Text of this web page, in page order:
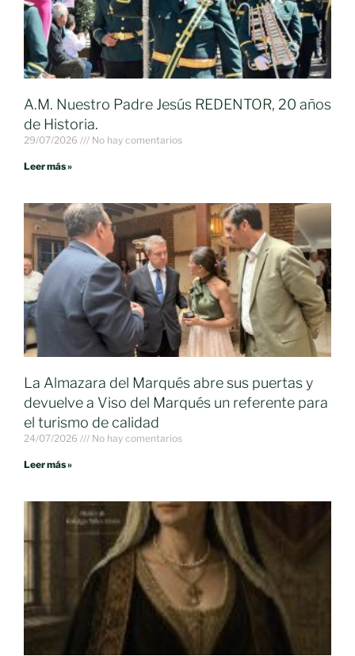
A.M. Nuestro Padre Jesús REDENTOR, 20 años
de Historia.
29/07/2026 No hay comentarios
Leer más »
La Almazara del Marqués abre sus puertas y
devuelve a Viso del Marqués un referente para
el turismo de calidad
24/07/2026 No hay comentarios
Leer más »